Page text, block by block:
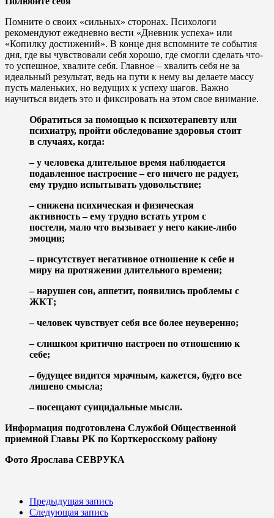
Помните о своих «сильных» сторонах. Психологи
рекомендуют ежедневно вести «Дневник успеха» или
«Копилку достижений». В конце дня вспомните те события
дня, где вы чувствовали себя хорошо, где смогли сделать что-
то успешное, хвалите себя. Главное – хвалить себя не за
идеальный результат, ведь на пути к нему вы делаете массу
пусть маленьких, но ведущих к успеху шагов. Важно
научиться видеть это и фиксировать на этом свое внимание.
Обратиться за помощью к психотерапевту или
психиатру, пройти обследование здоровья стоит
в случаях, когда:
– у человека длительное время наблюдается
подавленное настроение – его ничего не радует,
ему трудно испытывать удовольствие;
– снижена психическая и физическая
активность – ему трудно встать утром с
постели, мало что вызывает у него какие-либо
эмоции;
– присутствует негативное отношение к себе и
миру на протяжении длительного времени;
– нарушен сон, аппетит, появились проблемы с
ЖКТ;
– человек чувствует себя все более неуверенно;
– слишком критично настроен по отношению к
себе;
– будущее видится мрачным, кажется, будто все
лишено смысла;
– посещают суицидальные мысли.
Информация подготовлена Службой Общественной
приемной Главы РК по Корткеросскому району
Фото Ярослава СЕВРУКА
Предыдущая запись
Следующая запись